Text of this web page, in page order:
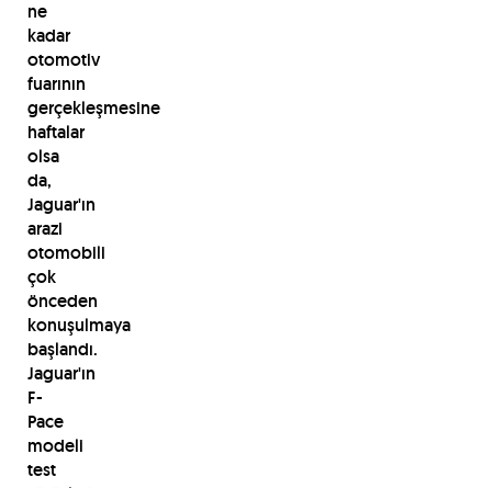
ne
kadar
otomotiv
fuarının
gerçekleşmesine
haftalar
olsa
da,
Jaguar'ın
arazi
otomobili
çok
önceden
konuşulmaya
başlandı.
Jaguar'ın
F-
Pace
modeli
test